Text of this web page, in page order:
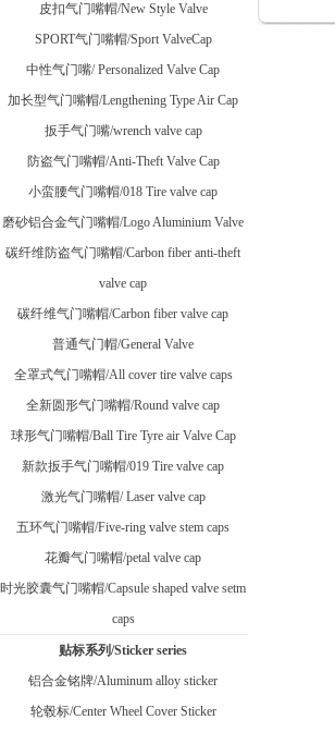
皮扣气门嘴帽/New Style Valve
SPORT气门嘴帽/Sport ValveCap
中性气门嘴/ Personalized Valve Cap
加长型气门嘴帽/Lengthening Type Air Cap
扳手气门嘴/wrench valve cap
防盗气门嘴帽/Anti-Theft Valve Cap
小蛮腰气门嘴帽/018 Tire valve cap
磨砂铝合金气门嘴帽/Logo Aluminium Valve
碳纤维防盗气门嘴帽/Carbon fiber anti-theft
valve cap
碳纤维气门嘴帽/Carbon fiber valve cap
普通气门帽/General Valve
全罩式气门嘴帽/All cover tire valve caps
全新圆形气门嘴帽/Round valve cap
球形气门嘴帽/Ball Tire Tyre air Valve Cap
新款扳手气门嘴帽/019 Tire valve cap
激光气门嘴帽/ Laser valve cap
五环气门嘴帽/Five-ring valve stem caps
花瓣气门嘴帽/petal valve cap
时光胶囊气门嘴帽/Capsule shaped valve setm
caps
贴标系列/Sticker series
铝合金铭牌/Aluminum alloy sticker
轮毂标/Center Wheel Cover Sticker